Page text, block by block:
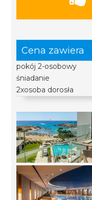
Cena zawiera
pokój 2-osobowy
śniadanie
2xosoba dorosła